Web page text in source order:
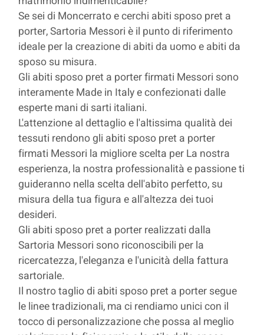
Se sei di Moncerrato e cerchi abiti sposo pret a
porter, Sartoria Messori è il punto di riferimento
ideale per la creazione di abiti da uomo e abiti da
sposo su misura.
Gli abiti sposo pret a porter firmati Messori sono
interamente Made in Italy e confezionati dalle
esperte mani di sarti italiani.
L'attenzione al dettaglio e l'altissima qualità dei
tessuti rendono gli abiti sposo pret a porter
firmati Messori la migliore scelta per La nostra
esperienza, la nostra professionalità e passione ti
guideranno nella scelta dell'abito perfetto, su
misura della tua figura e all'altezza dei tuoi
desideri.
Gli abiti sposo pret a porter realizzati dalla
Sartoria Messori sono riconoscibili per la
ricercatezza, l'eleganza e l'unicità della fattura
sartoriale.
Il nostro taglio di abiti sposo pret a porter segue
le linee tradizionali, ma ci rendiamo unici con il
tocco di personalizzazione che possa al meglio